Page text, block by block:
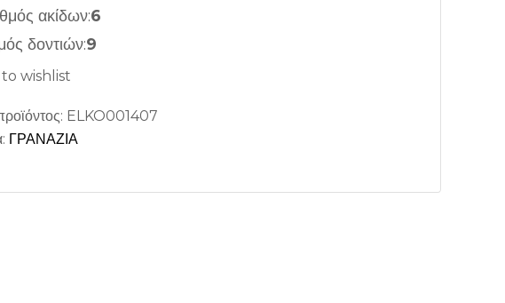
ακίδων:6
δοντιών:9
wishlist
ELKO001407
ΓΡΑΝΑΖΙΑ